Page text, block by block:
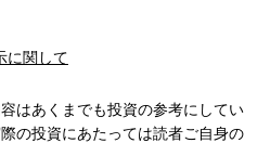
に関して
はあくまでも投資の参考にしてい
の投資にあたっては読者ご自身の